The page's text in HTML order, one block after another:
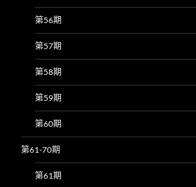
第56期
第57期
第58期
第59期
第60期
第61-70期
第61期